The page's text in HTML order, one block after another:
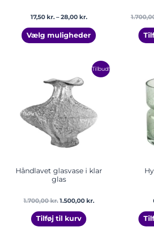
17,50 kr. – 28,00 kr.
Vælg muligheder
Tilbud!
Håndlavet glasvase i klar
glas
1.700,00kr.
oprindelige
pris
var:
1.700,00 kr..
1.500,00 kr.
Den
aktuelle
Tilføj til kurv